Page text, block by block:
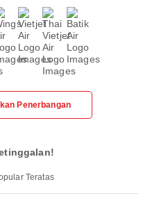
Penerbangan
Teratas